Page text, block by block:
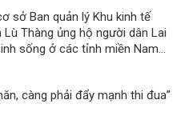
sở Ban quản lý Khu kinh tế
ủng hộ người dân Lai
sống ở các tỉnh miền Nam
do dịch bệnh Covid -19
càng phải đẩy mạnh thi đua”